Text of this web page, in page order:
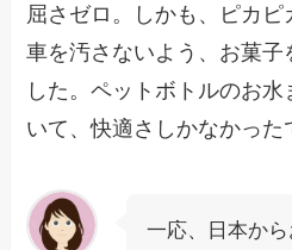
屈さゼロ。しかも、ピカピ
車を汚さないよう、お菓子
した。ペットボトルのお
いて、快適さしかなかった
一応、日本か